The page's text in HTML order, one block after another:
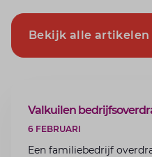
Bekijk alle artikelen
ARTIKEL
Valkuilen
6 FEBRUARI
Een familiebedrijf